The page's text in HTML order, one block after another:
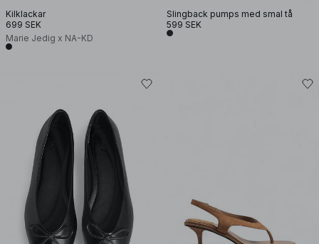
Kilklackar
699 SEK
Marie Jedig x NA-KD
Slingback pumps med smal tå
599 SEK